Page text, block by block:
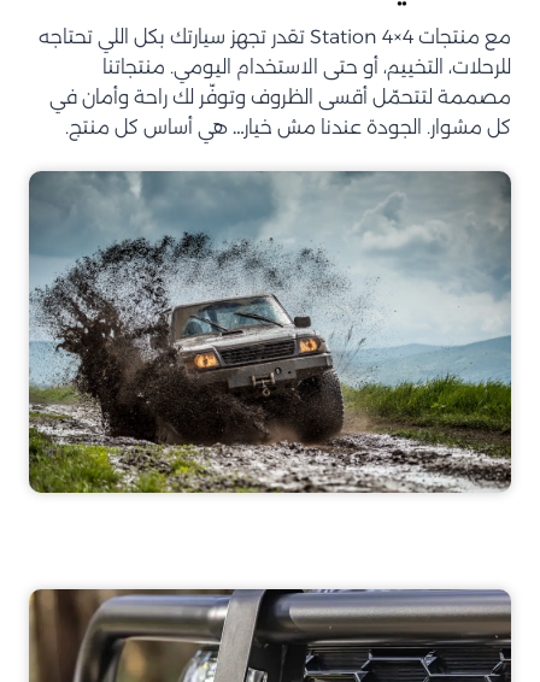
مع منتجات Station 4×4 تقدر تجهز سيارتك بكل اللي تحتاجه
للرحلات، التخييم، أو حتى الاستخدام اليومي. منتجاتنا
مصممة لتتحمّل أقسى الظروف وتوفّر لك راحة وأمان في
كل مشوار. الجودة عندنا مش خيار… هي أساس كل منتج.